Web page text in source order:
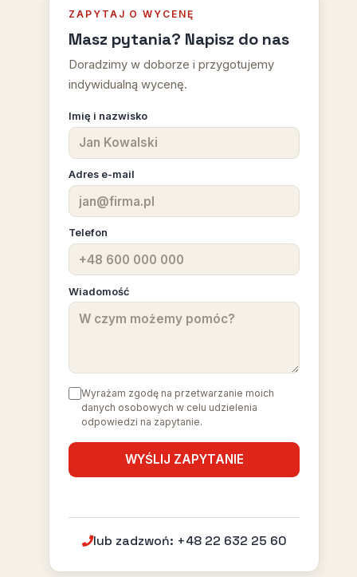
ZAPYTAJ O WYCENĘ
Masz pytania? Napisz do nas
Doradzimy w doborze i przygotujemy
indywidualną wycenę.
Imię i nazwisko
Adres e-mail
Telefon
Wiadomość
Wyrażam zgodę na przetwarzanie moich
danych osobowych w celu udzielenia
odpowiedzi na zapytanie.
lub zadzwoń: +48 22 632 25 60